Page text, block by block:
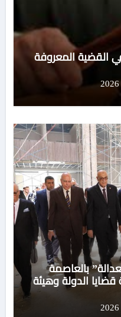
في القضية المعروفة
بالعاصمة
قضايا الدولة وهيئة